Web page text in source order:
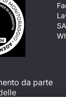
da parte